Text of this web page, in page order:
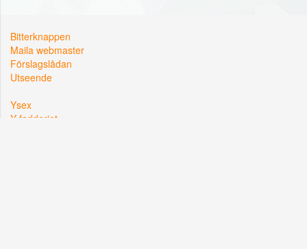
Bitterknappen
Maila webmaster
Förslagslådan
Utseende
Ysex
Y-fadderiet